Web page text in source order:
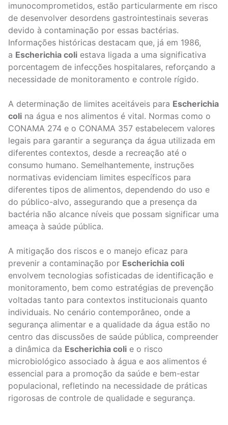
imunocomprometidos, estão particularmente em risco
de desenvolver desordens gastrointestinais severas
devido à contaminação por essas bactérias.
Informações históricas destacam que, já em 1986,
a Escherichia coli estava ligada a uma significativa
porcentagem de infecções hospitalares, reforçando a
necessidade de monitoramento e controle rígido.
A determinação de limites aceitáveis para Escherichia
coli na água e nos alimentos é vital. Normas como o
CONAMA 274 e o CONAMA 357 estabelecem valores
legais para garantir a segurança da água utilizada em
diferentes contextos, desde a recreação até o
consumo humano. Semelhantemente, instruções
normativas evidenciam limites específicos para
diferentes tipos de alimentos, dependendo do uso e
do público-alvo, assegurando que a presença da
bactéria não alcance níveis que possam significar uma
ameaça à saúde pública.
A mitigação dos riscos e o manejo eficaz para
prevenir a contaminação por Escherichia coli
envolvem tecnologias sofisticadas de identificação e
monitoramento, bem como estratégias de prevenção
voltadas tanto para contextos institucionais quanto
individuais. No cenário contemporâneo, onde a
segurança alimentar e a qualidade da água estão no
centro das discussões de saúde pública, compreender
a dinâmica da Escherichia coli e o risco
microbiológico associado à água e aos alimentos é
essencial para a promoção da saúde e bem-estar
populacional, refletindo na necessidade de práticas
rigorosas de controle de qualidade e segurança.